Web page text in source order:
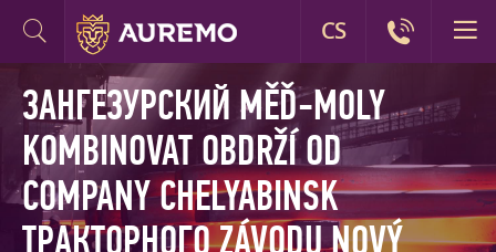
ЗАНГЕЗУРСКИЙ MĚĎ-MOLY
KOMBINOVAT OBDRŽÍ OD
COMPANY CHELYABINSK
CS